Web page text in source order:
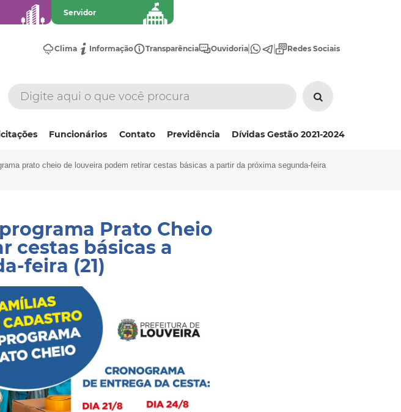
Servidor
Clima Informação Transparência Ouvidoria Redes Sociais
Funcionários Contato Previdência Dívidas Gestão 2021-2024
prato cheio de louveira podem retirar cestas básicas a partir da próxima segunda-feira
Prato Cheio
cestas básicas a
feira (21)